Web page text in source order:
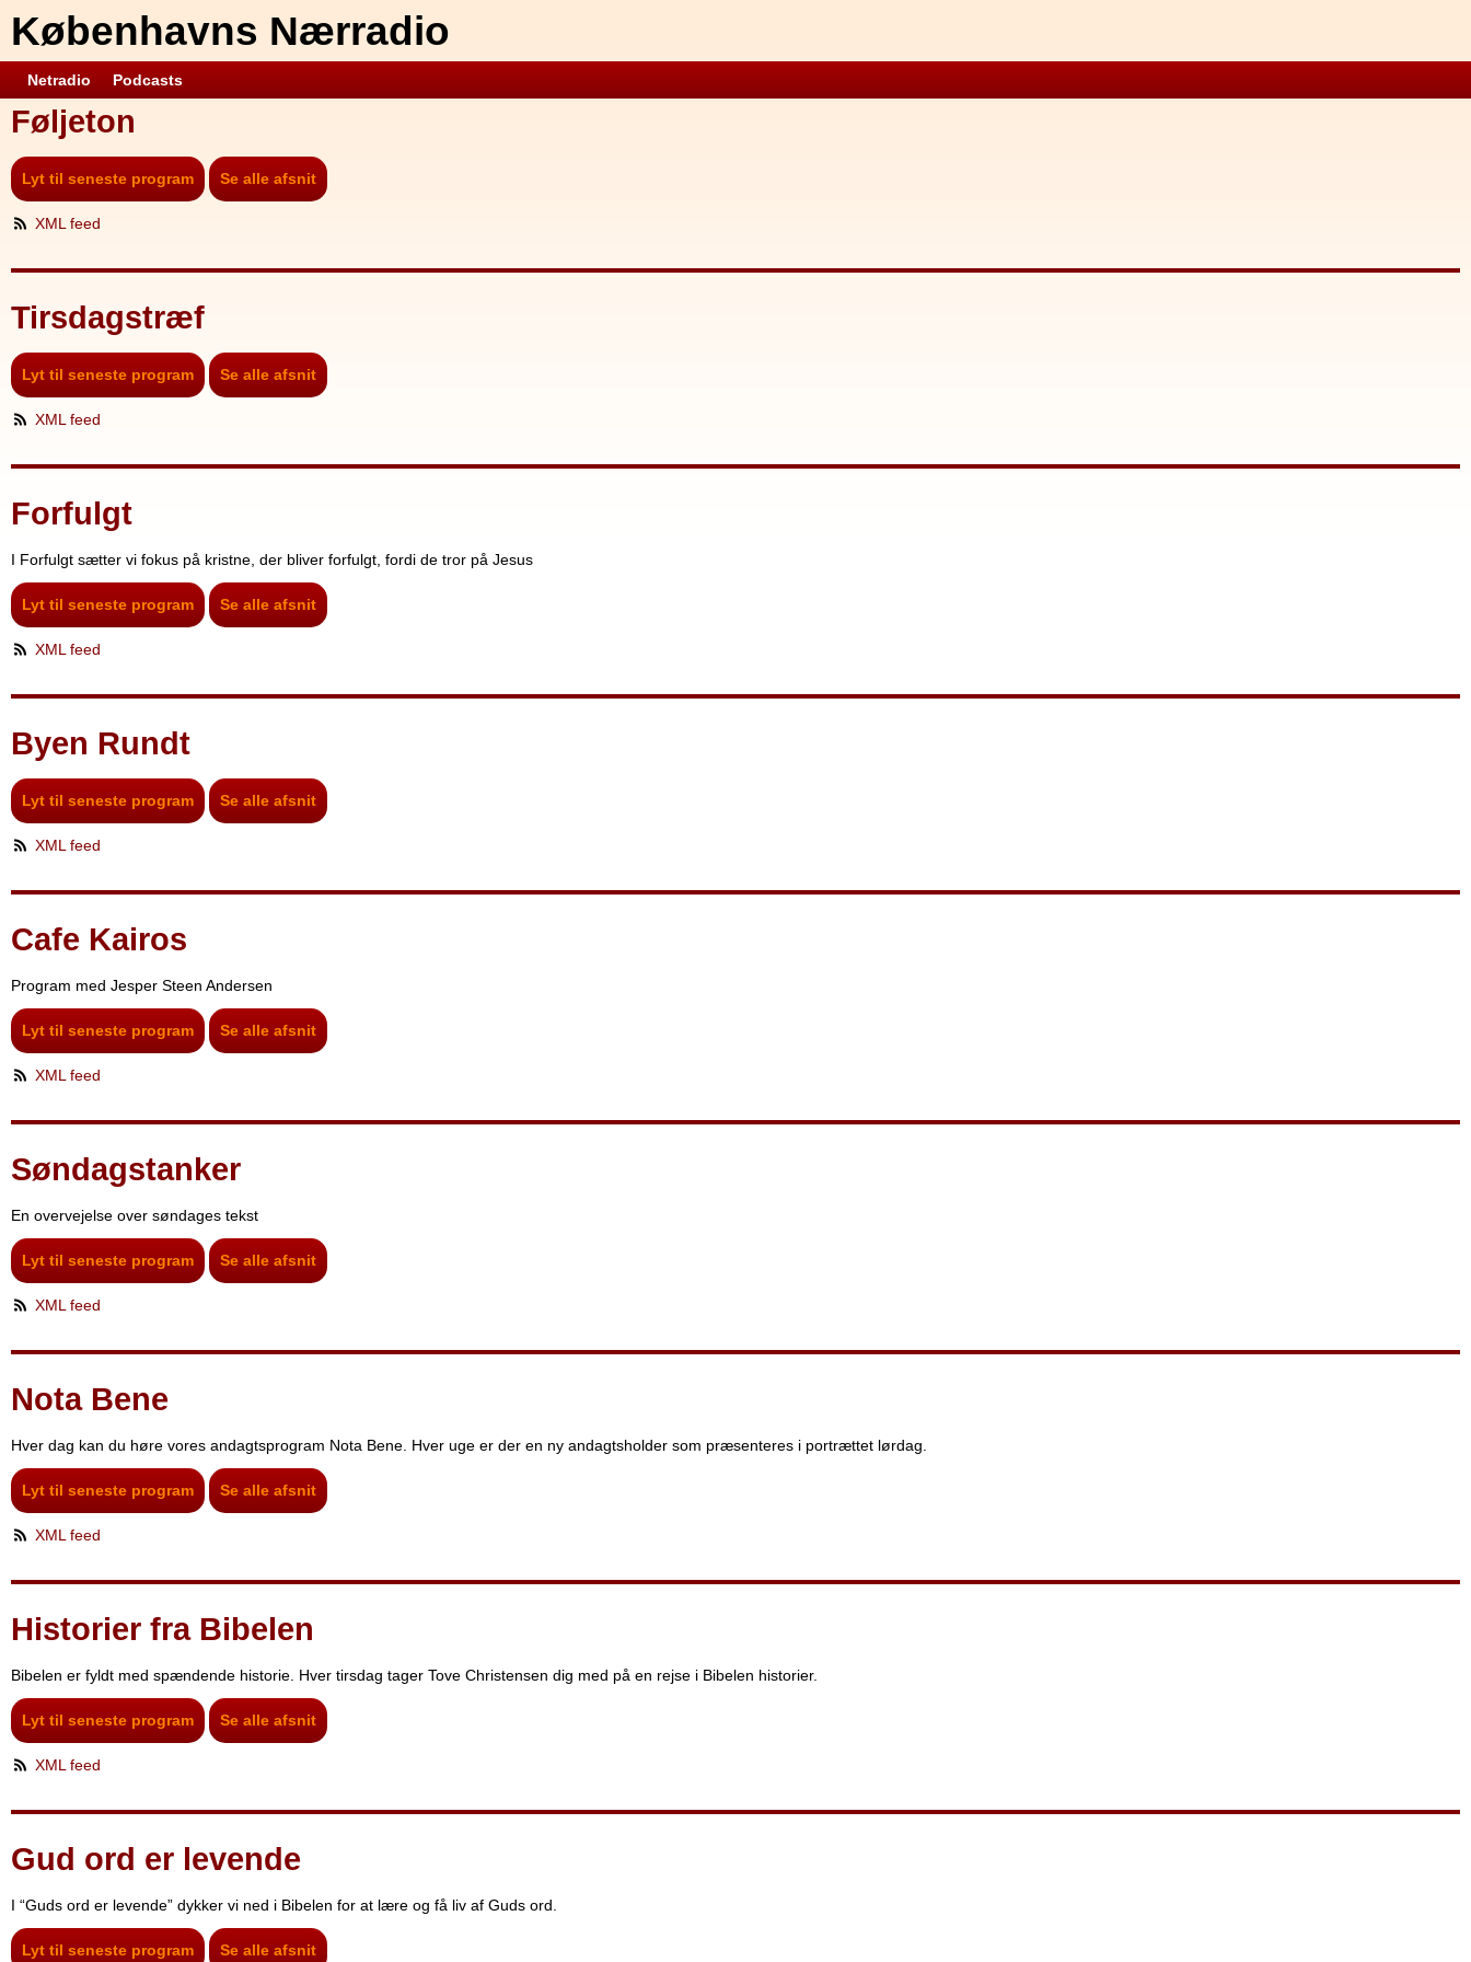
Københavns Nærradio
Netradio Podcasts
Føljeton
Lyt til seneste program Se alle afsnit
XML feed
Tirsdagstræf
Lyt til seneste program Se alle afsnit
XML feed
Forfulgt
I Forfulgt sætter vi fokus på kristne, der bliver forfulgt, fordi de tror på Jesus
Lyt til seneste program Se alle afsnit
XML feed
Byen Rundt
Lyt til seneste program Se alle afsnit
XML feed
Cafe Kairos
Program med Jesper Steen Andersen
Lyt til seneste program Se alle afsnit
XML feed
Søndagstanker
En overvejelse over søndages tekst
Lyt til seneste program Se alle afsnit
XML feed
Nota Bene
Hver dag kan du høre vores andagtsprogram Nota Bene. Hver uge er der en ny andagtsholder som præsenteres i portrættet lørdag.
Lyt til seneste program Se alle afsnit
XML feed
Historier fra Bibelen
Bibelen er fyldt med spændende historie. Hver tirsdag tager Tove Christensen dig med på en rejse i Bibelen historier.
Lyt til seneste program Se alle afsnit
XML feed
Gud ord er levende
I “Guds ord er levende” dykker vi ned i Bibelen for at lære og få liv af Guds ord.
Lyt til seneste program Se alle afsnit